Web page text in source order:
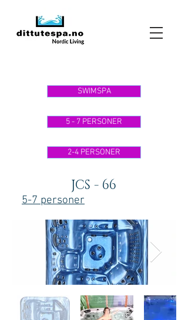
SWIMSPA
5 - 7 PERSONER
2-4 PERSONER
JCS - 66
5-7 personer